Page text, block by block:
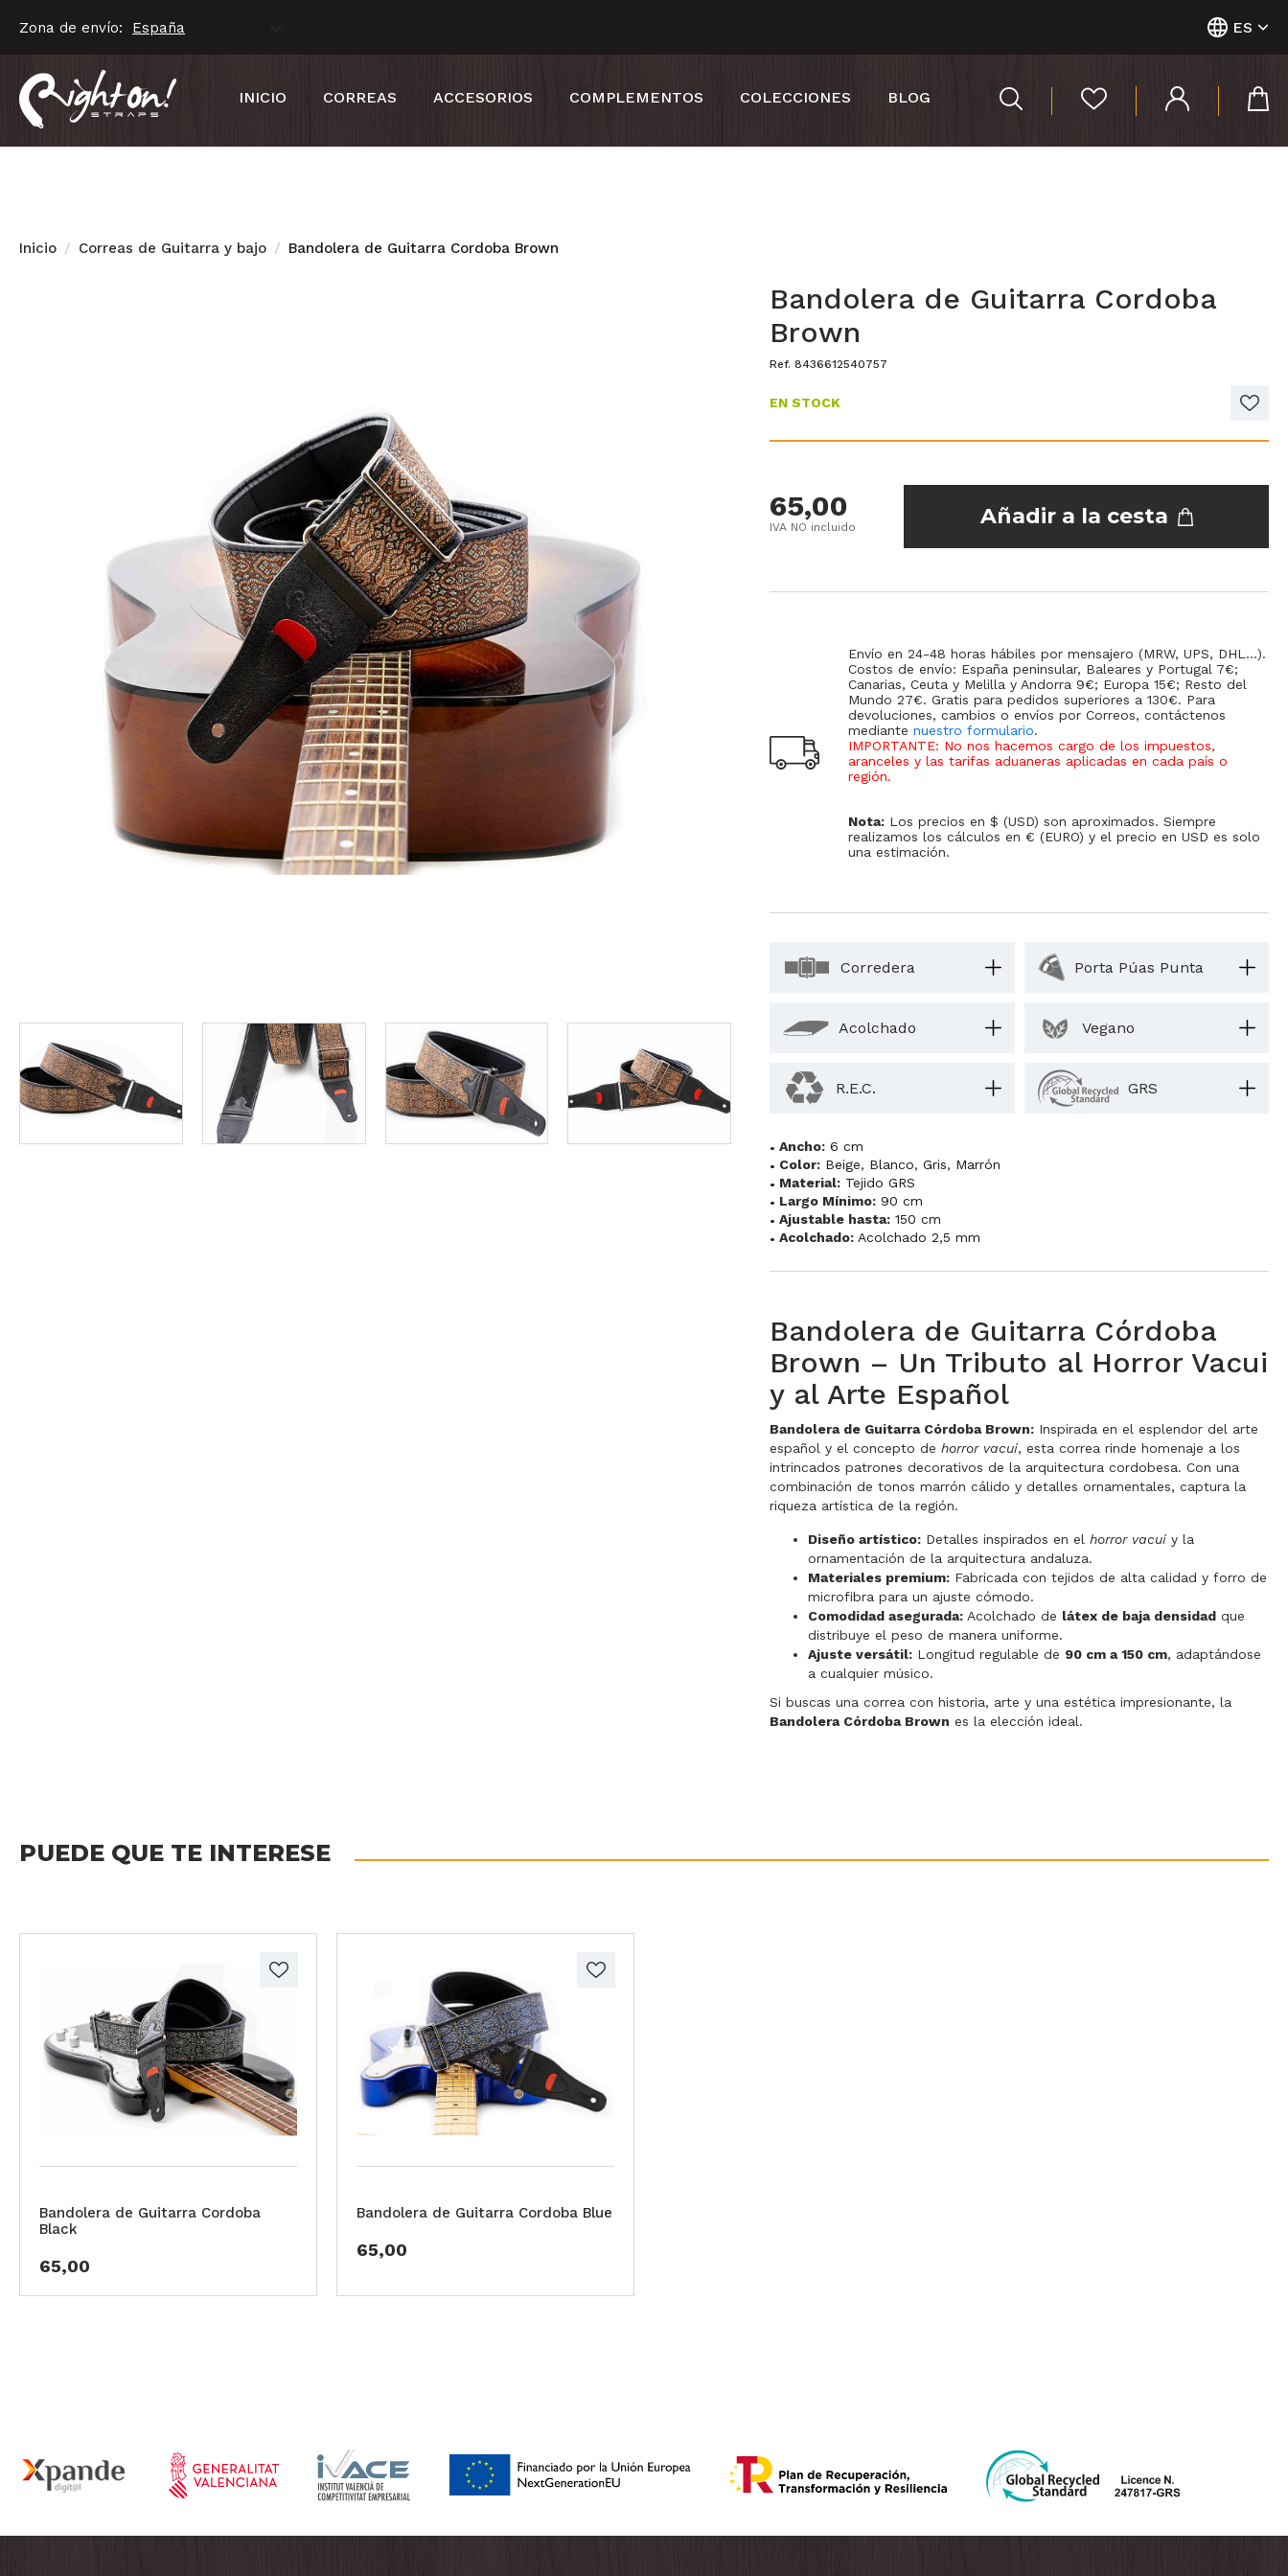
Zona de envío: ES
INICIO CORREAS ACCESORIOS COMPLEMENTOS COLECCIONES BLOG
Inicio Correas de Guitarra y bajo Bandolera de Guitarra Cordoba Brown
Bandolera de Guitarra Cordoba
Brown
Ref. 8436612540757
EN STOCK
65,00
IVA NO incluido Añadir a la cesta
Envío en 24-48 horas hábiles por mensajero (MRW, UPS, DHL...).
Costos de envío: España peninsular, Baleares y Portugal 7€;
Canarias, Ceuta y Melilla y Andorra 9€; Europa 15€; Resto del
Mundo 27€. Gratis para pedidos superiores a 130€. Para
devoluciones, cambios o envíos por Correos, contáctenos
mediantenuestro formulario.
IMPORTANTE: No nos hacemos cargo de los impuestos,
aranceles y las tarifas aduaneras aplicadas en cada país o
región.
Nota: Los precios en $ (USD) son aproximados. Siempre
realizamos los cálculos en € (EURO) y el precio en USD es solo
una estimación.
Corredera Porta Púas Punta
Acolchado Vegano
R.E.C. GRS
Ancho: 6 cm
Color: Beige, Blanco,Gris, Marrón
Material: Tejido GRS
Largo Mínimo: 90 cm
Ajustable hasta: 150 cm
Acolchado: Acolchado 2,5 mm
Bandolera de Guitarra Córdoba
Brown – Un Tributo al Horror Vacui
y al Arte Español
Bandolera de Guitarra Córdoba Brown: Inspirada en el esplendor del arte
español y el concepto dehorror vacui, esta correa rinde homenaje a los
intrincados patrones decorativos de la arquitectura cordobesa. Con una
combinación de tonos marrón cálido y detalles ornamentales, captura la
riqueza artística de la región.
Diseño artístico: Detalles inspirados en elhorror vacui y la
ornamentación de la arquitectura andaluza.
Materiales premium: Fabricada con tejidos de alta calidad y forro de
microfibra para un ajuste cómodo.
Comodidad asegurada: Acolchado de látex de baja densidad que
distribuye el peso de manera uniforme.
Ajuste versátil: Longitud regulable de 90 cm a 150 cm, adaptándose
a cualquier músico.
Si buscas una correa con historia, arte y una estética impresionante, la
Bandolera Córdoba Brown es la elección ideal.
PUEDE QUE TE INTERESE
Bandolera de Guitarra Cordoba
Black
65,00
Bandolera de Guitarra Cordoba Blue
65,00